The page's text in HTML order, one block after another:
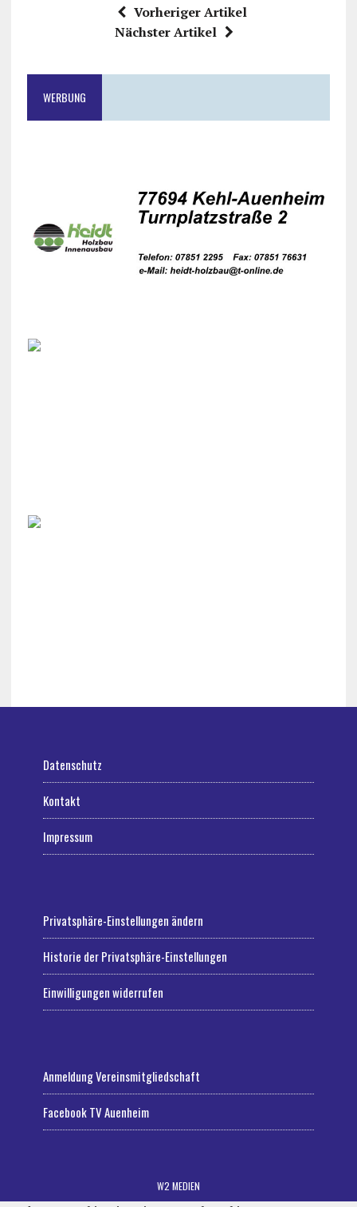
Vorheriger Artikel
Nächster Artikel
WERBUNG
Datenschutz
Kontakt
Impressum
Privatsphäre-Einstellungen ändern
Historie der Privatsphäre-Einstellungen
Einwilligungen widerrufen
Anmeldung Vereinsmitgliedschaft
Facebook TV Auenheim
W2 MEDIEN